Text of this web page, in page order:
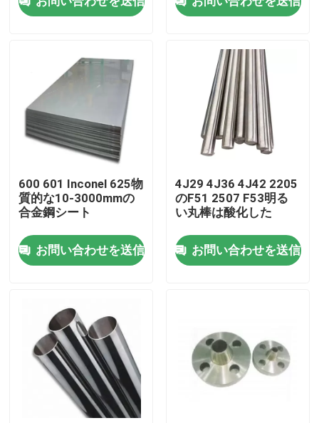
家
私達について
工場旅行
品質管理
私達に連絡しなさい
インコネル625素材
インコロイ800素材
Inconel 718の文書
600 601 Inconel 625物
質的な10-3000mmの
合金鋼シート
お問い合わせを送信
4J29 4J36 4J42 2205
のF51 2507 F53明る
い丸棒は酸化した
お問い合わせを送信